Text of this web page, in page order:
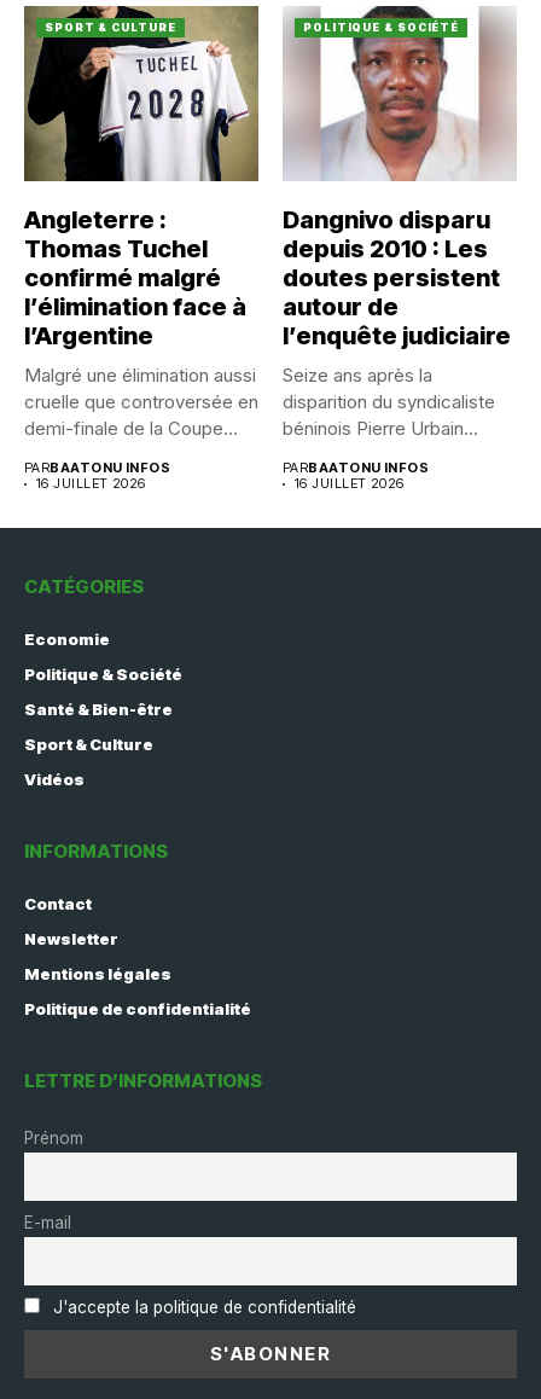
SPORT & CULTURE
Angleterre :
Thomas Tuchel
confirmé malgré
l’élimination face à
l’Argentine
Malgré une élimination aussi
cruelle que controversée en
demi-finale de la Coupe...
PARBAATONU INFOS
16 JUILLET 2026
POLITIQUE & SOCIÉTÉ
Dangnivo disparu
depuis 2010 : Les
doutes persistent
autour de
l’enquête judiciaire
Seize ans après la
disparition du syndicaliste
béninois Pierre Urbain
PARBAATONU INFOS
16 JUILLET 2026
CATÉGORIES
Economie
Politique & Société
Santé & Bien-être
Sport & Culture
Vidéos
INFORMATIONS
Contact
Newsletter
Mentions légales
Politique de confidentialité
LETTRE D’INFORMATIONS
Prénom
E-mail
J'accepte la politique de confidentialité